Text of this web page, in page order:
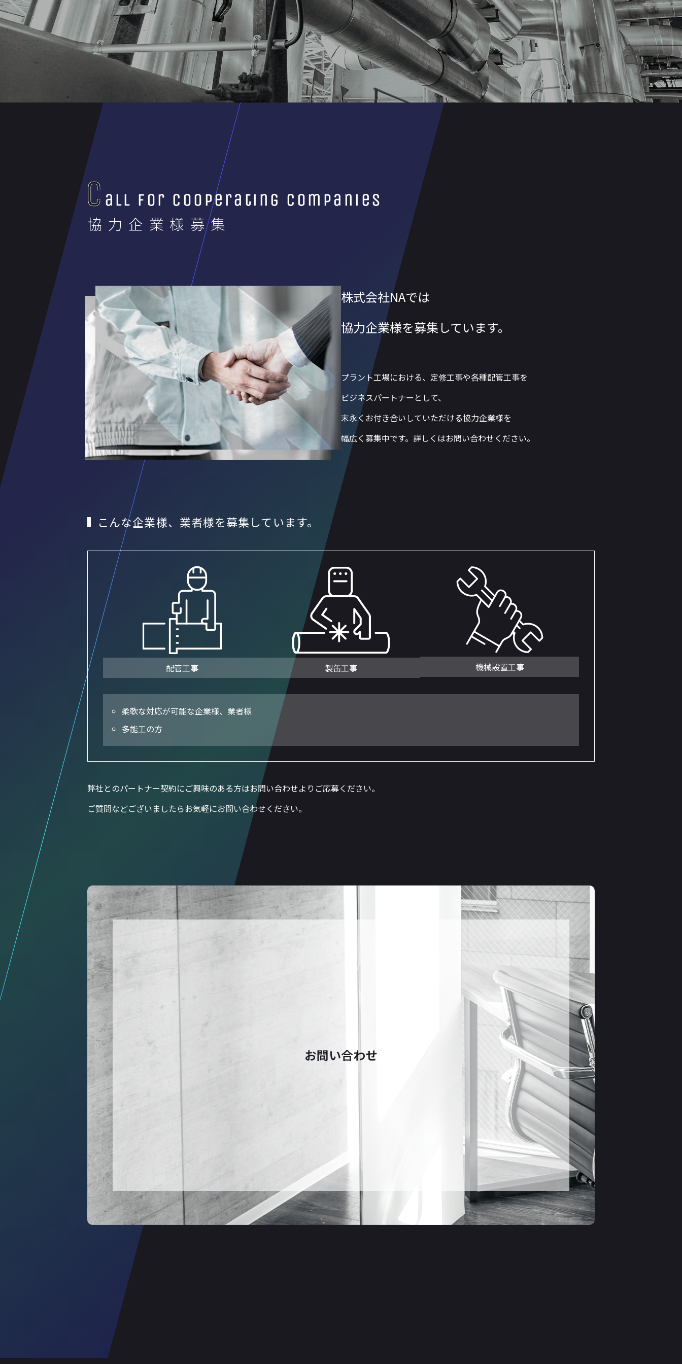
C all for cooperating companies
協力企業様募集
株式会社NAでは
協力企業様を募集しています。
プラント工場における、定修工事や各種配管工事を
ビジネスパートナーとして、
末永くお付き合いしていただける協力企業様を
幅広く募集中です。詳しくはお問い合わせください。
こんな企業様、業者様を募集しています。
配管工事 製缶工事 機械設置工事
柔軟な対応が可能な企業様、業者様
多能工の方
弊社とのパートナー契約にご興味のある方はお問い合わせよりご応募ください。
ご質問などございましたらお気軽にお問い合わせください。
お問い合わせ